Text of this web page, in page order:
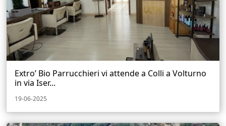
Extro’ Bio Parrucchieri vi attende a Colli a Volturno
in via Iser...
19-06-2025